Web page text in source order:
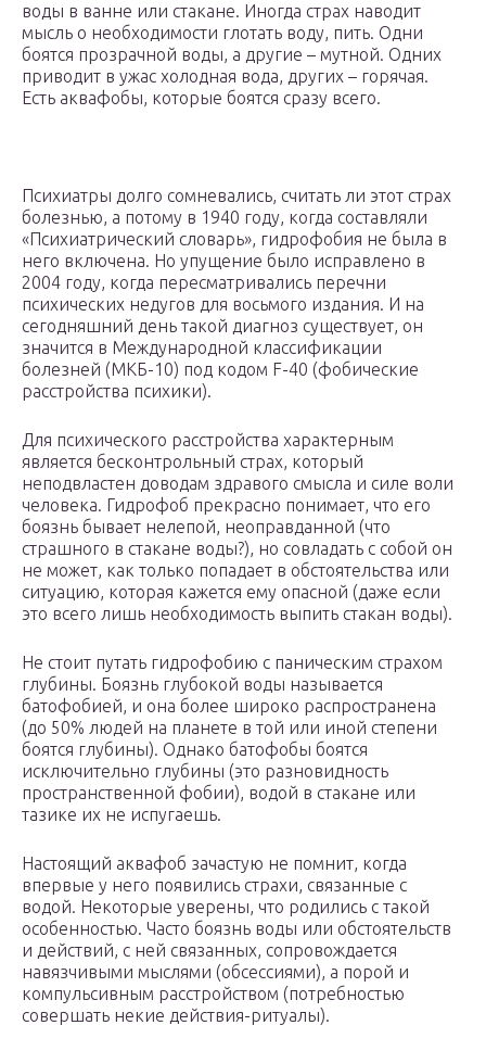
воды в ванне или стакане. Иногда страх наводит
мысль о необходимости глотать воду, пить. Одни
боятся прозрачной воды, а другие – мутной. Одних
приводит в ужас холодная вода, других – горячая.
Есть аквафобы, которые боятся сразу всего.
Психиатры долго сомневались, считать ли этот страх
болезнью, а потому в 1940 году, когда составляли
«Психиатрический словарь», гидрофобия не была в
него включена. Но упущение было исправлено в
2004 году, когда пересматривались перечни
психических недугов для восьмого издания. И на
сегодняшний день такой диагноз существует, он
значится в Международной классификации
болезней (МКБ-10) под кодом F-40 (фобические
расстройства психики).
Для психического расстройства характерным
является бесконтрольный страх, который
неподвластен доводам здравого смысла и силе воли
человека. Гидрофоб прекрасно понимает, что его
боязнь бывает нелепой, неоправданной (что
страшного в стакане воды?), но совладать с собой он
не может, как только попадает в обстоятельства или
ситуацию, которая кажется ему опасной (даже если
это всего лишь необходимость выпить стакан воды).
Не стоит путать гидрофобию с паническим страхом
глубины. Боязнь глубокой воды называется
батофобией, и она более широко распространена
(до 50% людей на планете в той или иной степени
боятся глубины). Однако батофобы боятся
исключительно глубины (это разновидность
пространственной фобии), водой в стакане или
тазике их не испугаешь.
Настоящий аквафоб зачастую не помнит, когда
впервые у него появились страхи, связанные с
водой. Некоторые уверены, что родились с такой
особенностью. Часто боязнь воды или обстоятельств
и действий, с ней связанных, сопровождается
навязчивыми мыслями (обсессиями), а порой и
компульсивным расстройством (потребностью
совершать некие действия-ритуалы).